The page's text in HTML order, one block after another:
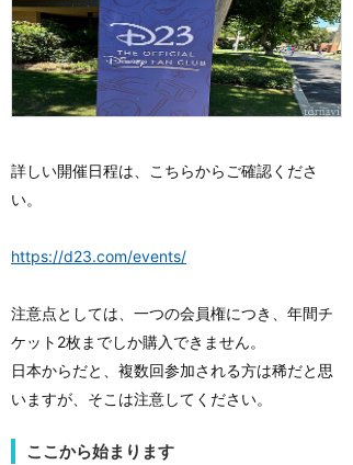
詳しい開催日程は、こちらからご確認くださ
い。
https://d23.com/events/
注意点としては、一つの会員権につき、年間チ
ケット2枚までしか購入できません。
日本からだと、複数回参加される方は稀だと思
いますが、そこは注意してください。
ここから始まります